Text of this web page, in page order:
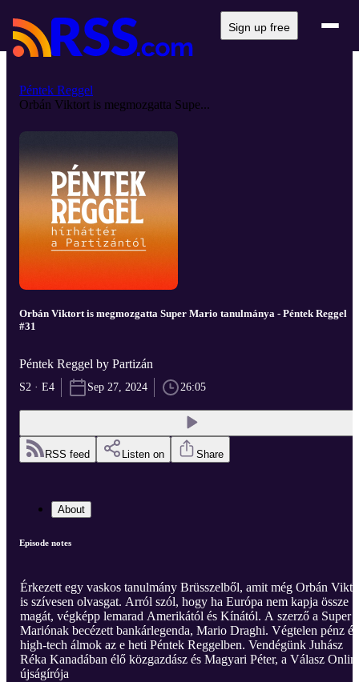
Sign up free
Péntek Reggel
Orbán Viktort is megmozgatta Supe...
Orbán Viktort is megmozgatta Super Mario tanulmánya - Péntek Reggel
#31
Péntek Reggel by Partizán
S2 · E4 Sep 27, 2024 26:05
RSS feed Listen on Share
About
Episode notes
Érkezett egy vaskos tanulmány Brüsszelből, amit még Orbán
is szívesen olvasgat. Arról szól, hogy ha Európa nem kapja össze
magát, végképp lemarad Amerikától és Kínától. A szerző a Super
Mariónak becézett bankárlegenda, Mario Draghi. Végtelen pénz és
high-tech álmok az e heti Péntek Reggelben. Vendégünk Juhász
Réka Kanadában élő közgazdász és Magyari Péter, a Válasz
újságírója